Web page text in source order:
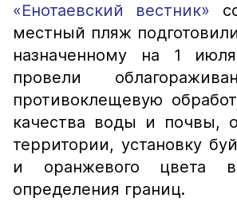
«Енотаевский вестник»
местный пляж
назначенному на 1
провели
противоклещевую
качества воды и почвы,
территории, установку
и оранжевого цвета
определения границ.